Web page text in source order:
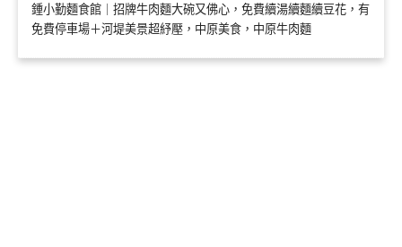
鍾小勤麵食館｜招牌牛肉麵大碗又佛心，免費續湯續麵續豆花，有
免費停車場＋河堤美景超紓壓，中原美食，中原牛肉麵